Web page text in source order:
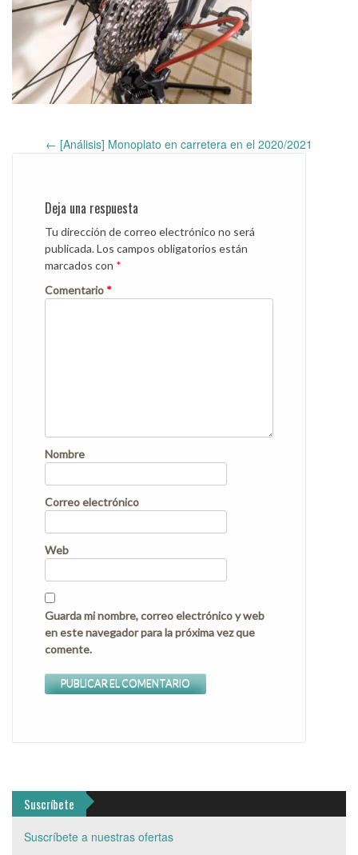
Post
← [Análisis] Monoplato en carretera en el 2020/2021
Deja una respuesta
Tu dirección de correo electrónico no será
publicada.Los campos obligatorios están
marcados con *
Comentario *
Nombre
Correo electrónico
Web
Guarda mi nombre, correo electrónico y web
en este navegador para la próxima vez que
comente.
Suscríbete
Suscríbete a nuestras ofertas